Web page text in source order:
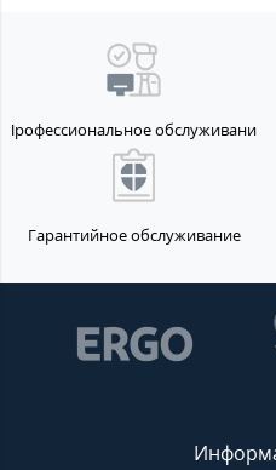
Профессиональное обслуживание
Гарантийное обслуживание